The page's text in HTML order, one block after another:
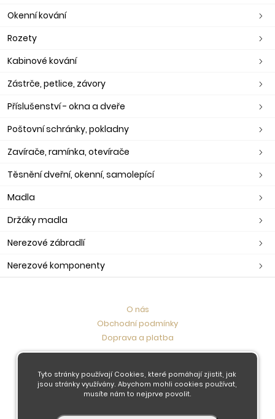
Okenní kování
Rozety
Kabinové kování
Zástrče, petlice, závory
Příslušenství - okna a dveře
Poštovní schránky, pokladny
Zavírače, ramínka, otevírače
Těsnění dveřní, okenní, samolepící
Madla
Držáky madla
Nerezové zábradlí
Nerezové komponenty
O nás
Obchodní podmínky
Doprava a platba
Kontaktujte nás
Tyto stránky používají Cookies, které pomáhají zjistit, jak
jsou stránky využívány. Abychom mohli cookies používat,
musíte nám to nejprve povolit.